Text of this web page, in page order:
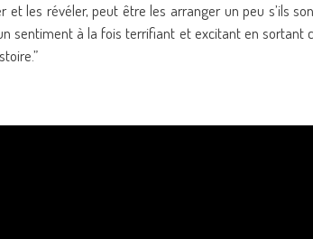
et les révéler, peut être les arranger un peu s’ils
sentiment à la fois terrifiant et excitant en sortant